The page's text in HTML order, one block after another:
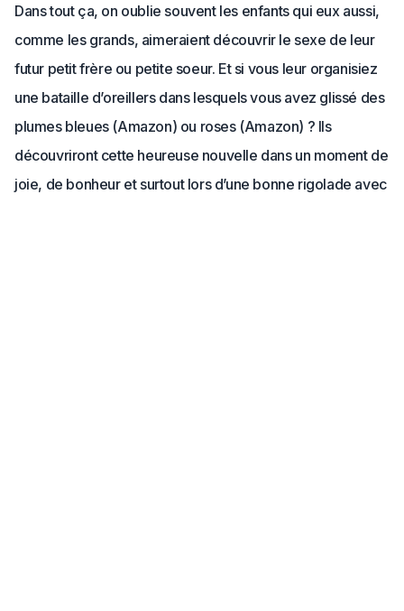
Dans tout ça, on oublie souvent les enfants qui eux aussi,
comme les grands, aimeraient découvrir le sexe de leur
futur petit frère ou petite soeur. Et si vous leur organisiez
une bataille d’oreillers dans lesquels vous avez glissé des
plumes bleues (Amazon) ou roses (Amazon) ? Ils
découvriront cette heureuse nouvelle dans un moment de
joie, de bonheur et surtout lors d’une bonne rigolade avec